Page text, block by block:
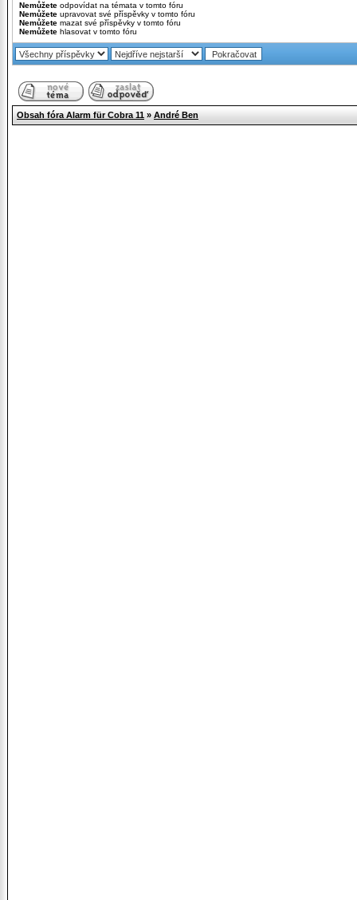
Nemůžete odpovídat na témata v tomto fóru
Nemůžete upravovat své příspěvky v tomto fóru
Nemůžete mazat své příspěvky v tomto fóru
Nemůžete hlasovat v tomto fóru
Obsah fóra Alarm für Cobra 11 » André Ben